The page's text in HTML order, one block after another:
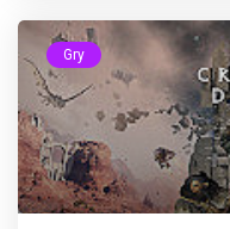
Gry